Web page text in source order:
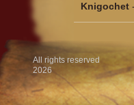
Knigochet -
...
All rights reserved
2026